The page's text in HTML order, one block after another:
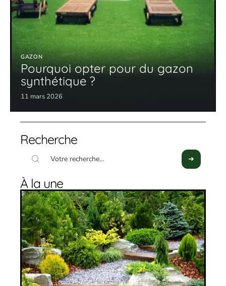
GAZON
Pourquoi opter pour du gazon
synthétique ?
11 mars 2026
Recherche
À la une